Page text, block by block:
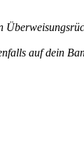
auf dein